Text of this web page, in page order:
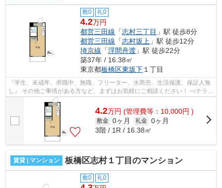
敷0 礼0
4.2万円
都営三田線 「志村三丁目 」駅 徒歩8分
都営三田線 「志村坂上 」駅 徒歩12分
埼京線 「浮間舟渡 」駅 徒歩22分
築37年 / 16.38㎡
東京都板橋区東坂下 １丁目
『学生、未成年、求職中、無職、フリーター、水商売、生活保護、保証人無
し』 その他ご事情がある方など、まずはお気軽にご相談ください！ べテラン
スタッフが対応致しますのでご希望...
4.2万円 (管理費等：10,000円 )
敷金 0ヶ月 礼金 0ヶ月
3階 / 1R / 16.38㎡
賃貸 | マンション 板橋区志村１丁目のマンション
敷0 礼0